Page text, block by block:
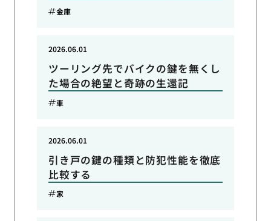
金庫
ツーリング先でバイクの鍵を無くし
た場合の絶望と奇跡の生還記
2026.06.01
車
引き戸の鍵の種類と防犯性能を徹底
比較する
2026.06.01
家